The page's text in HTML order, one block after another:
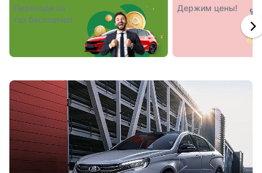
Переходи на
газ бесплатно!
Держим цены!